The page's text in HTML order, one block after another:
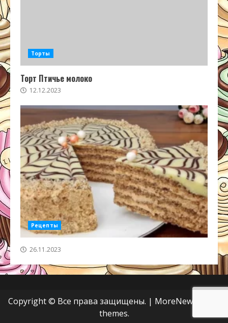
Торты
Торт Птичье молоко
12.12.2023
Рецепты
26.11.2023
Copyright © Все права защищены. | MoreNews
themes.